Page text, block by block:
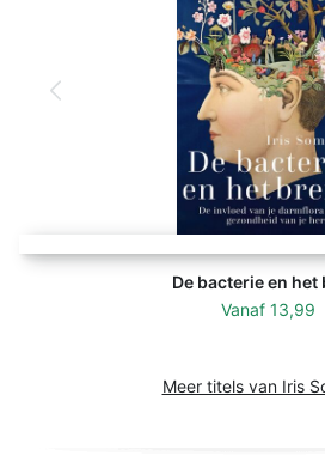
De bacterie en het
Vanaf 13,99
Meer titels van Iris